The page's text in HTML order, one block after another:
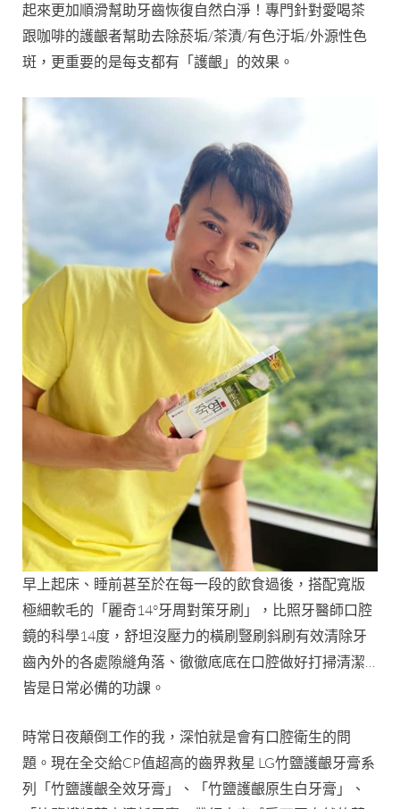
起來更加順滑幫助牙齒恢復自然白淨！專門針對愛喝茶
跟咖啡的護齦者幫助去除菸垢/茶漬/有色汙垢/外源性色
斑，更重要的是每支都有「護齦」的效果。
早上起床、睡前甚至於在每一段的飲食過後，搭配寬版
極細軟毛的「麗奇14°牙周對策牙刷」，比照牙醫師口腔
鏡的科學14度，舒坦沒壓力的橫刷豎刷斜刷有效清除牙
齒內外的各處隙縫角落、徹徹底底在口腔做好打掃清潔…
皆是日常必備的功課。
時常日夜顛倒工作的我，深怕就是會有口腔衛生的問
題。現在全交給CP值超高的齒界救星 LG竹鹽護齦牙膏系
列「竹鹽護齦全效牙膏」、「竹鹽護齦原生白牙膏」、